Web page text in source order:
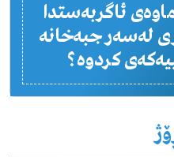
ئاگربەستدا
لەسەر جبەخانە
کردوە؟